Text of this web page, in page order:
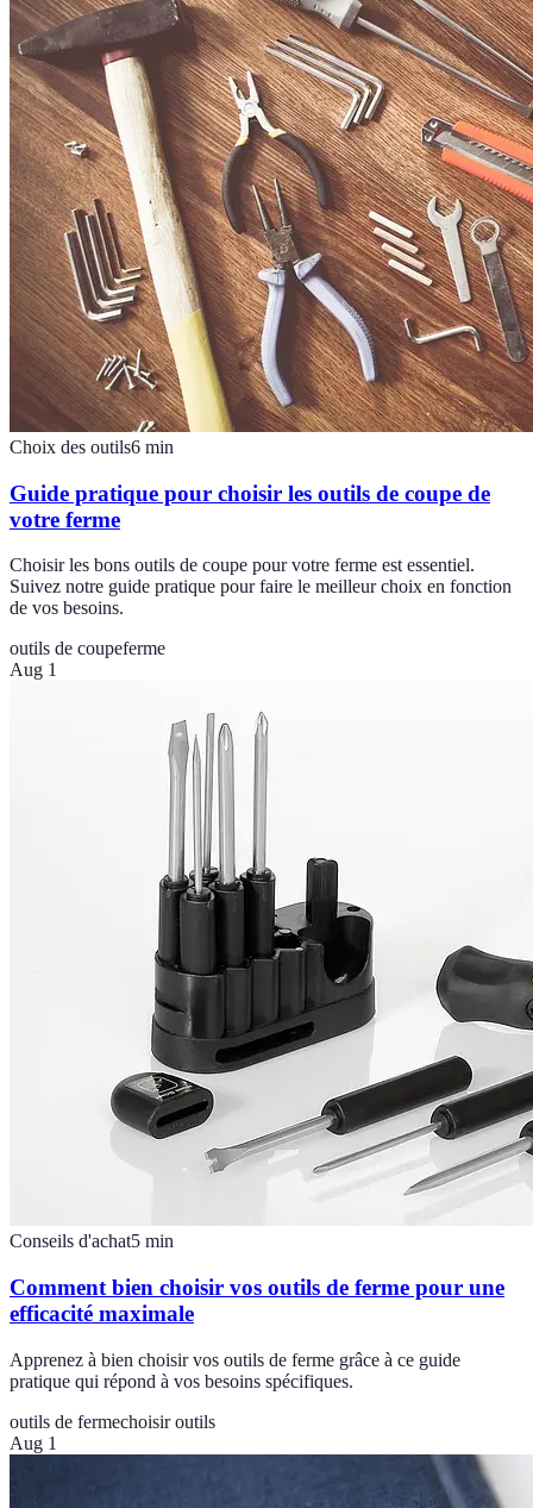
Choix des outils6 min
Guide pratique pour choisir les outils de coupe de
votre ferme
Choisir les bons outils de coupe pour votre ferme est essentiel.
Suivez notre guide pratique pour faire le meilleur choix en fonction
de vos besoins.
outils de coupeferme
Aug 1
Conseils d'achat5 min
Comment bien choisir vos outils de ferme pour une
efficacité maximale
Apprenez à bien choisir vos outils de ferme grâce à ce guide
pratique qui répond à vos besoins spécifiques.
outils de fermechoisir outils
Aug 1